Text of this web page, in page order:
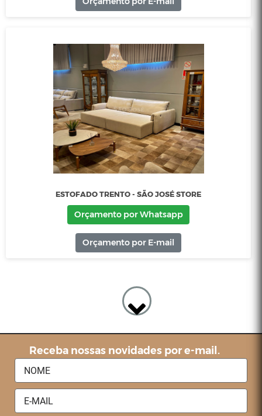
ESTOFADO MOSCOU - SÃO JOSÉ STORE
Orçamento por Whatsapp
Orçamento por E-mail
Receba nossas novidades por e-mail.